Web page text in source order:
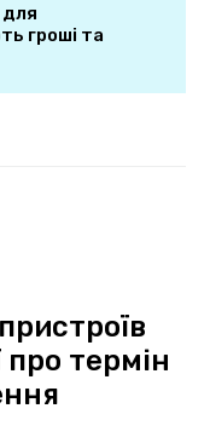
для
гроші та